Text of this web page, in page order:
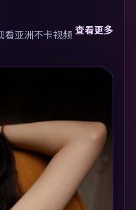
看亚洲不卡视频查看更多